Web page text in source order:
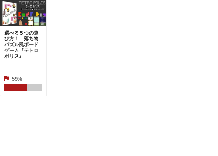
選べる５つの遊
び方！ 落ち物
パズル風ボード
ゲーム『テトロ
ポリス』
59%